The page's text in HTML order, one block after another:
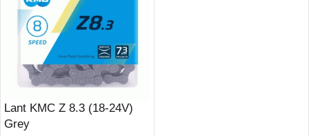
Lant KMC Z 8.3 (18-24V)
Grey